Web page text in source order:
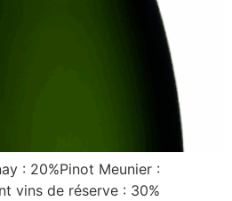
: 20%Pinot Meunier :
vins de réserve : 30%